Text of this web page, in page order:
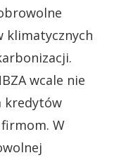
klimatycznych
wcale nie
kredytów
W